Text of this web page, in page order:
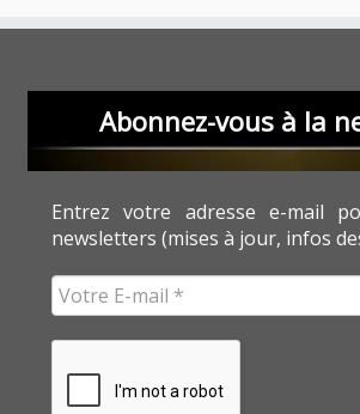
Abonnez-vous à la
Entrez votre adresse e-mail
newsletters (mises à jour, infos